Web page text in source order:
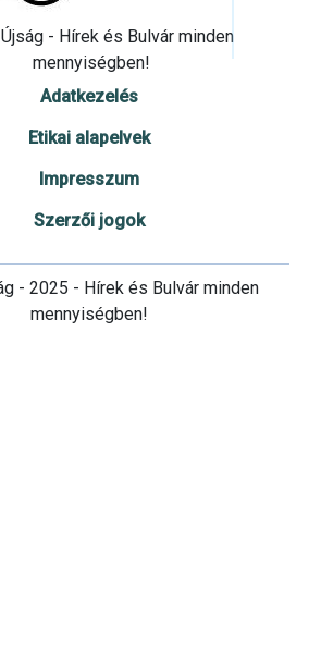
- Hírek és Bulvár minden
mennyiségben!
Adatkezelés
Etikai alapelvek
Impresszum
Szerzői jogok
- 2025 - Hírek és Bulvár minden
mennyiségben!